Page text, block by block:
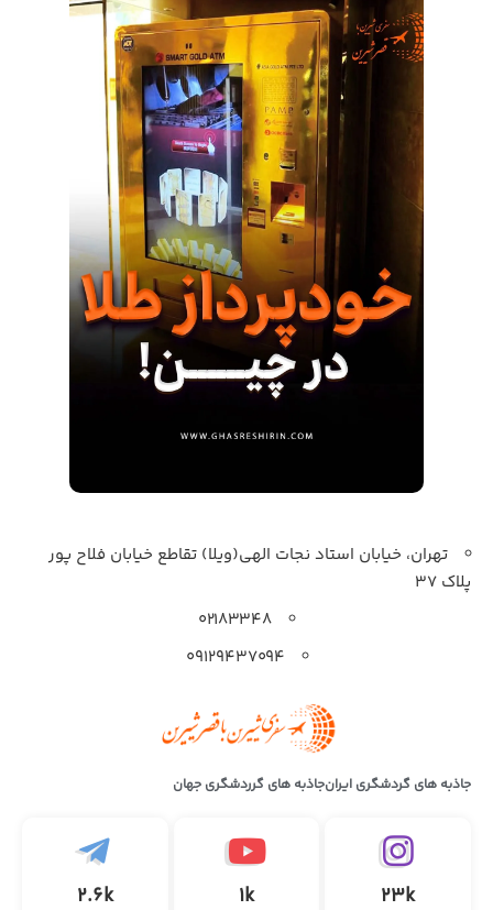
تهران، خیابان استاد نجات الهی(ویلا) تقاطع خیابان فلاح پور
پلاک 37
۰۲۱۸۳۳۴۸
۰۹۱۲۹۴۳۷۰۹۴
جاذبه های گردشگری ایرانجاذبه های گرردشگری جهان
23k
1k
2.6k